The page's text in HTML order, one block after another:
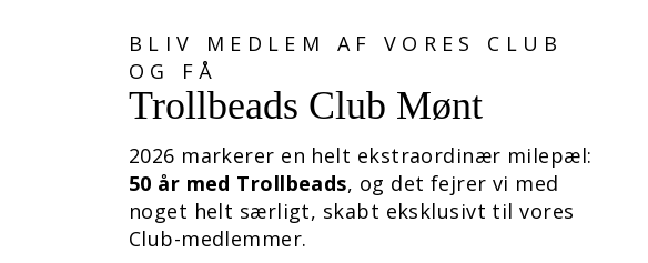
BLIV MEDLEM AF VORES CLUB
OG FÅ
Trollbeads Club Mønt
2026 markerer en helt ekstraordinær milepæl:
50 år med Trollbeads, og det fejrer vi med
noget helt særligt, skabt eksklusivt til vores
Club-medlemmer.